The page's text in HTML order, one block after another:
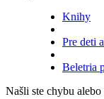
Knihy
Pre deti
Beletria
Našli ste chybu